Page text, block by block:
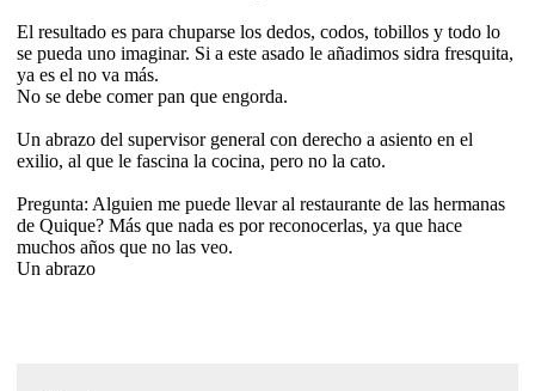
El resultado es para chuparse los dedos, codos, tobillos y todo lo
se pueda uno imaginar. Si a este asado le añadimos sidra fresquita,
ya es el no va más.
No se debe comer pan que engorda.
Un abrazo del supervisor general con derecho a asiento en el
exilio, al que le fascina la cocina, pero no la cato.
Pregunta: Alguien me puede llevar al restaurante de las hermanas
de Quique? Más que nada es por reconocerlas, ya que hace
muchos años que no las veo.
Un abrazo